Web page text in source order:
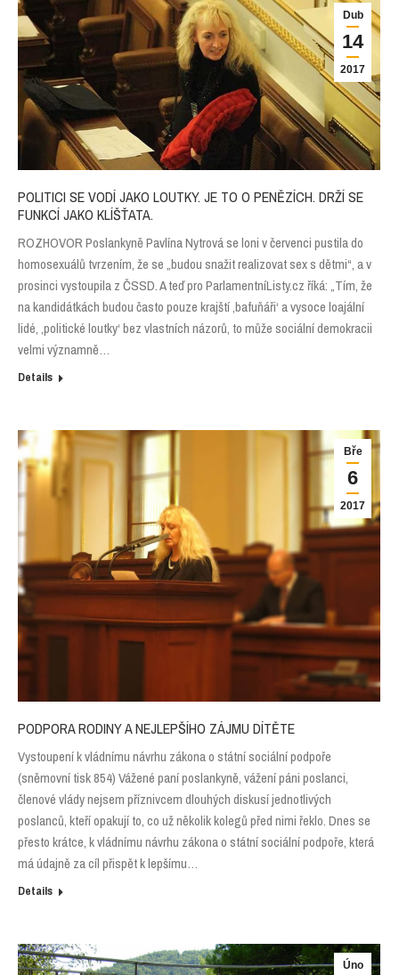
Dub
14
2017
POLITICI SE VODÍ JAKO LOUTKY. JE TO O PENĚZÍCH. DRŽÍ SE
FUNKCÍ JAKO KLÍŠŤATA.
ROZHOVOR Poslankyně Pavlína Nytrová se loni v červenci pustila do
homosexuálů tvrzením, že se „budou snažit realizovat sex s dětmi“, a v
prosinci vystoupila z ČSSD. A teď pro ParlamentníListy.cz říká: „Tím, že
na kandidátkách budou často pouze krajští ‚bafuňáři‘ a vysoce loajální
lidé, ‚politické loutky‘ bez vlastních názorů, to může sociální demokracii
velmi významně…
Details
Bře
6
2017
PODPORA RODINY A NEJLEPŠÍHO ZÁJMU DÍTĚTE
Vystoupení k vládnímu návrhu zákona o státní sociální podpoře
(sněmovní tisk 854) Vážené paní poslankyně, vážení páni poslanci,
členové vlády nejsem příznivcem dlouhých diskusí jednotlivých
poslanců, kteří opakují to, co už několik kolegů před nimi řeklo. Dnes se
přesto krátce, k vládnímu návrhu zákona o státní sociální podpoře, která
má údajně za cíl přispět k lepšímu…
Details
Úno